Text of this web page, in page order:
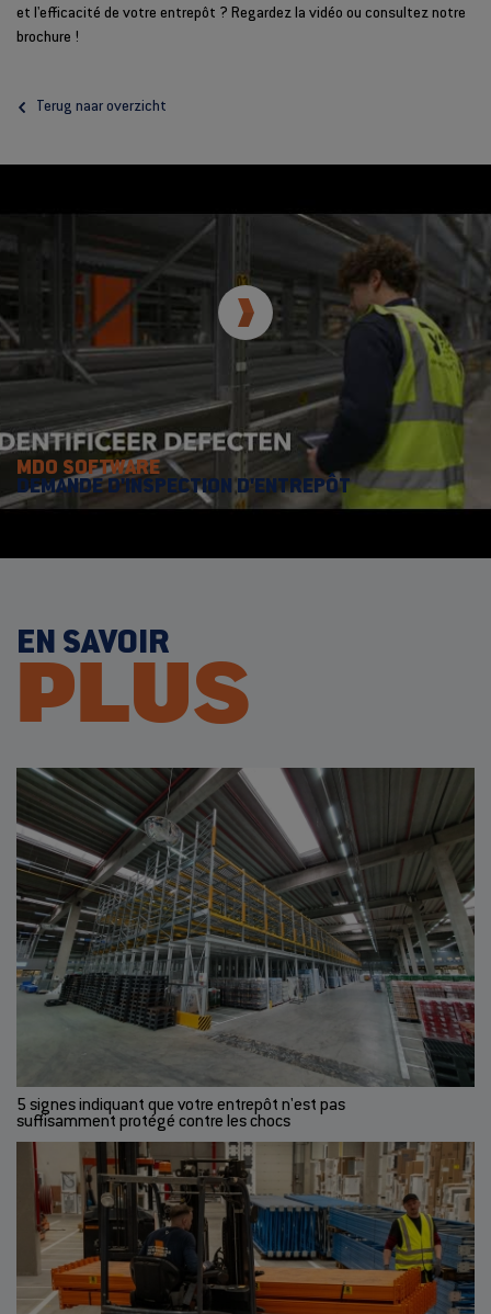
et l'efficacité de votre entrepôt ? Regardez la vidéo ou consultez notre
brochure !
Terug naar overzicht
MDO SOFTWARE
DEMANDE D'INSPECTION D'ENTREPÔT
EN SAVOIR
PLUS
5 signes indiquant que votre entrepôt n'est pas
suffisamment protégé contre les chocs